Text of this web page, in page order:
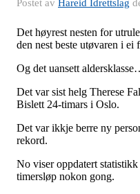
Postet av Hareid Idrettslag
Det høyrest nesten for
den nest beste utøvaren i
Og det uansett
Det var sist helg Therese
Bislett 24-timars i Oslo.
Det var ikkje berre ny
rekord.
No viser oppdatert
timersløp nokon gong.